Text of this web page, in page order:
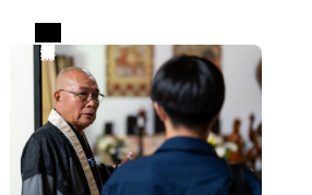
探訪「1200年の魅力交流」
日本文化を探る
プレスアーカイブ